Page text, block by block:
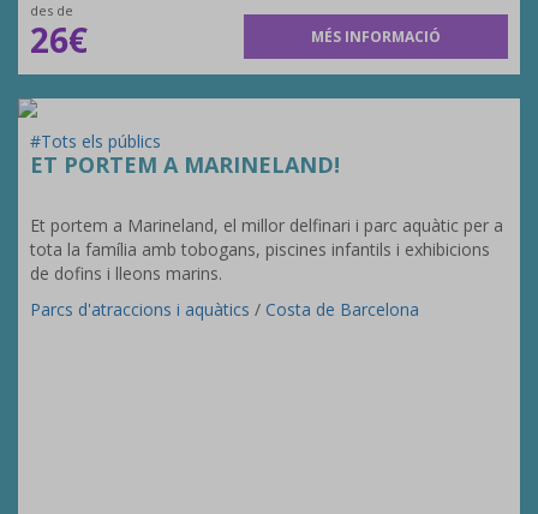
des de
26€ MÉS INFORMACIÓ
#Tots els públics
ET PORTEM A MARINELAND!
Et portem a Marineland, el millor delfinari i parc aquàtic per a
tota la família amb tobogans, piscines infantils i exhibicions
de dofins i lleons marins.
Parcs d'atraccions i aquàtics / Costa de Barcelona